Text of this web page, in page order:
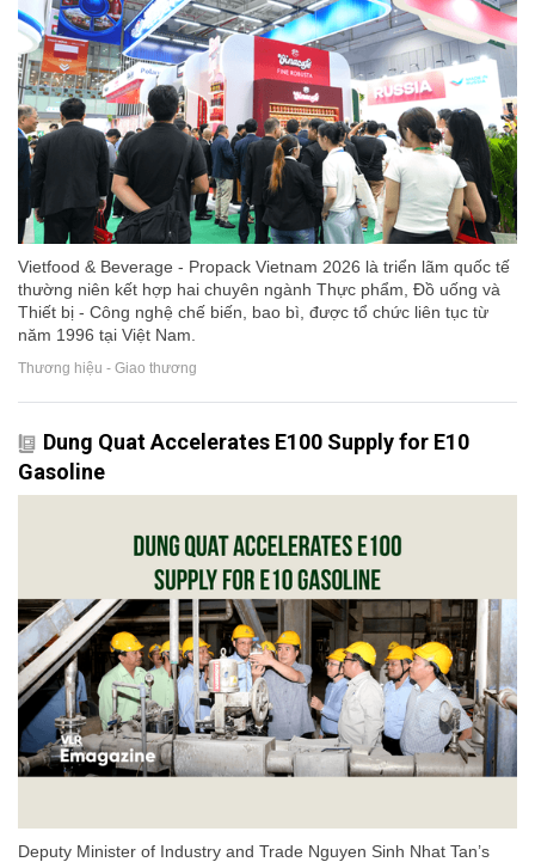
Vietfood & Beverage - Propack Vietnam 2026 là triển lãm quốc tế
thường niên kết hợp hai chuyên ngành Thực phẩm, Đồ uống và
Thiết bị - Công nghệ chế biến, bao bì, được tổ chức liên tục từ
năm 1996 tại Việt Nam.
Thương hiệu - Giao thương
Dung Quat Accelerates E100 Supply for E10
Gasoline
Deputy Minister of Industry and Trade Nguyen Sinh Nhat Tan’s